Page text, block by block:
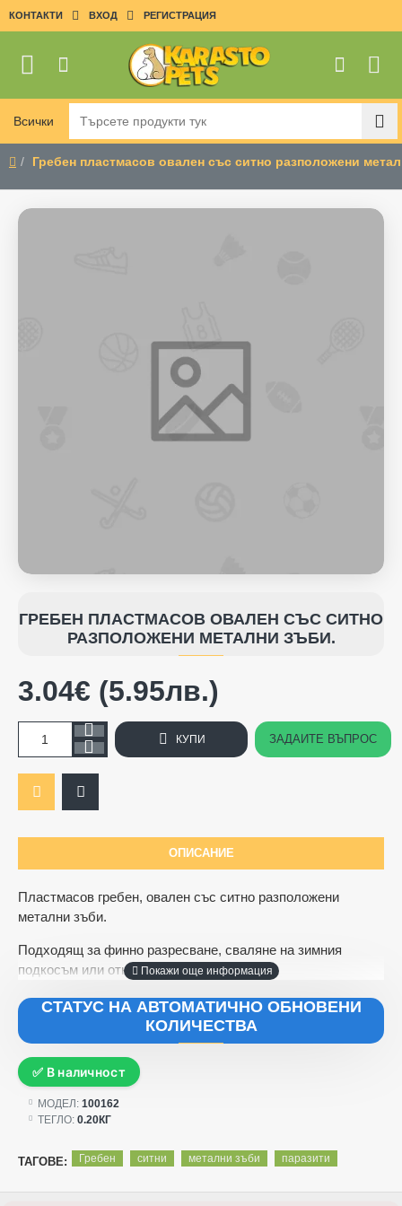
КОНТАКТИ ВХОД РЕГИСТРАЦИЯ
Всички
Търсете
продукти
тук
Гребен пластмасов овален със ситно разположени
ГРЕБЕН ПЛАСТМАСОВ ОВАЛЕН СЪС СИТНО
РАЗПОЛОЖЕНИ МЕТАЛНИ ЗЪБИ.
ОПИСАНИЕ
Пластмасов гребен, овален със ситно разположени
метални зъби.
Подходящ за финно разресване, сваляне на зимния
подкосъм или откриване на паразити.
СТАТУС НА АВТОМАТИЧНО ОБНОВЕНИ
КОЛИЧЕСТВА
✅ В наличност
МОДЕЛ: 100162
ТЕГЛО: 0.20КГ
3.04€ (5.95лв.)
КУПИ ЗАДАЙТЕ ВЪПРОС
ТАГОВЕ: Гребен ситни метални зъби паразити